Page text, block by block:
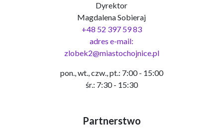
Dyrektor
Magdalena Sobieraj
+48 52 397 59 83
adres e-mail:
zlobek2@miastochojnice.pl
pon., wt., czw., pt.: 7:00 - 15:00
śr.: 7:30 - 15:30
Partnerstwo